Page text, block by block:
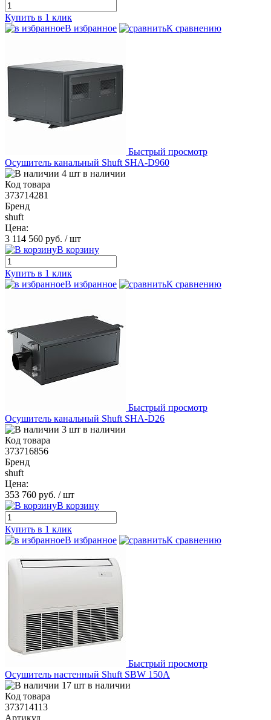
Купить в 1 клик
В избранное
К сравнению
Быстрый просмотр
Осушитель канальный Shuft SHA-D960
4 шт в наличии
Код товара
373714281
Бренд
shuft
Цена:
3 114 560 руб. / шт
В корзину
Купить в 1 клик
В избранное
К сравнению
Быстрый просмотр
Осушитель канальный Shuft SHA-D26
3 шт в наличии
Код товара
373716856
Бренд
shuft
Цена:
353 760 руб. / шт
В корзину
Купить в 1 клик
В избранное
К сравнению
Быстрый просмотр
Осушитель настенный Shuft SBW 150A
17 шт в наличии
Код товара
373714113